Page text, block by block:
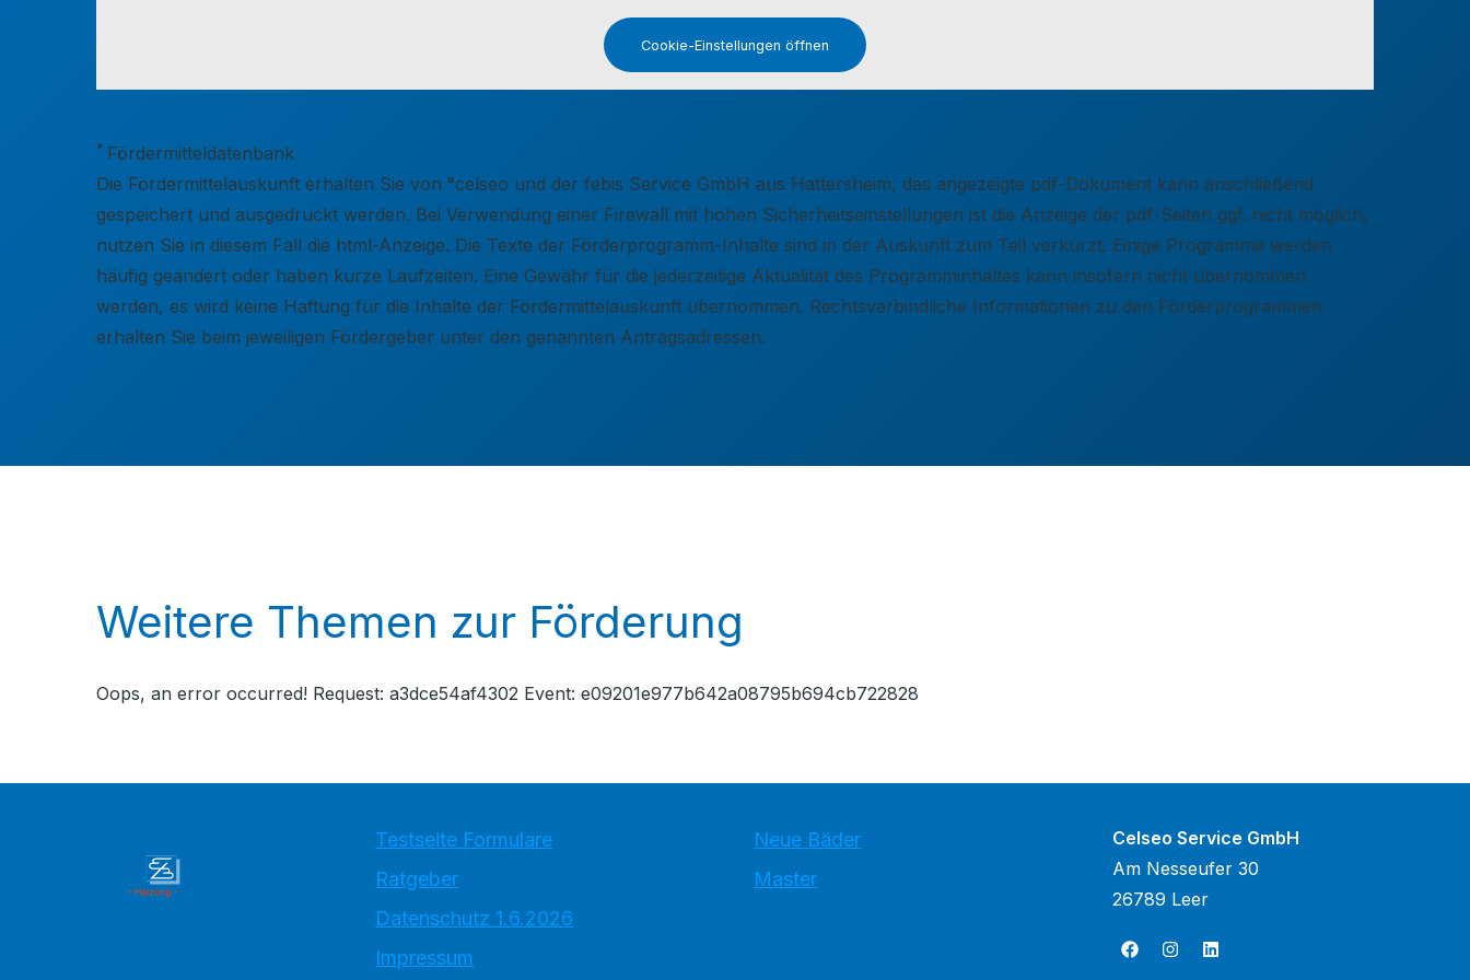
Cookie-Einstellungen öffnen
* Fördermitteldatenbank
Die Fördermittelauskunft erhalten Sie von °celseo und der febis Service GmbH aus Hattersheim, das angezeigte pdf-Dokument kann anschließend
gespeichert und ausgedruckt werden. Bei Verwendung einer Firewall mit hohen Sicherheitseinstellungen ist die Anzeige der pdf-Seiten ggf. nicht möglich,
nutzen Sie in diesem Fall die html-Anzeige. Die Texte der Förderprogramm-Inhalte sind in der Auskunft zum Teil verkürzt. Einige Programme werden
häufig geändert oder haben kurze Laufzeiten. Eine Gewähr für die jederzeitige Aktualität des Programminhaltes kann insofern nicht übernommen
werden, es wird keine Haftung für die Inhalte der Fördermittelauskunft übernommen. Rechtsverbindliche Informationen zu den Förderprogrammen
erhalten Sie beim jeweiligen Fördergeber unter den genannten Antragsadressen.
Weitere Themen zur Förderung
Oops, an error occurred! Request: a3dce54af4302 Event: e09201e977b642a08795b694cb722828
Testseite Formulare
Ratgeber
Datenschutz 1.6.2026
Impressum
Neue Bäder
Master
Celseo Service GmbH
Am Nesseufer 30
26789 Leer